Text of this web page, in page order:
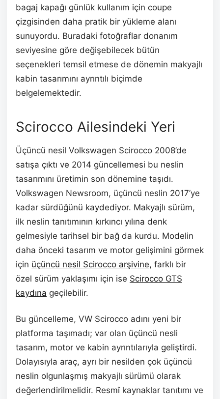
bagaj kapağı günlük kullanım için coupe
çizgisinden daha pratik bir yükleme alanı
sunuyordu. Buradaki fotoğraflar donanım
seviyesine göre değişebilecek bütün
seçenekleri temsil etmese de dönemin makyajlı
kabin tasarımını ayrıntılı biçimde
belgelemektedir.
Scirocco Ailesindeki Yeri
Üçüncü nesil Volkswagen Scirocco 2008’de
satışa çıktı ve 2014 güncellemesi bu neslin
tasarımını üretimin son dönemine taşıdı.
Volkswagen Newsroom, üçüncü neslin 2017’ye
kadar sürdüğünü kaydediyor. Makyajlı sürüm,
ilk neslin tanıtımının kırkıncı yılına denk
gelmesiyle tarihsel bir bağ da kurdu. Modelin
daha önceki tasarım ve motor gelişimini görmek
için üçüncü nesil Scirocco arşivine, farklı bir
özel sürüm yaklaşımı için ise Scirocco GTS
kaydına geçilebilir.
Bu güncelleme, VW Scirocco adını yeni bir
platforma taşımadı; var olan üçüncü nesli
tasarım, motor ve kabin ayrıntılarıyla geliştirdi.
Dolayısıyla araç, ayrı bir nesilden çok üçüncü
neslin olgunlaşmış makyajlı sürümü olarak
değerlendirilmelidir. Resmî kaynaklar tanıtımı ve